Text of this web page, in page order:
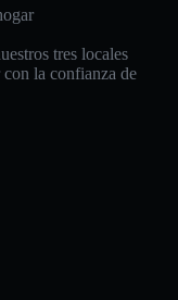
tres locales
la confianza de